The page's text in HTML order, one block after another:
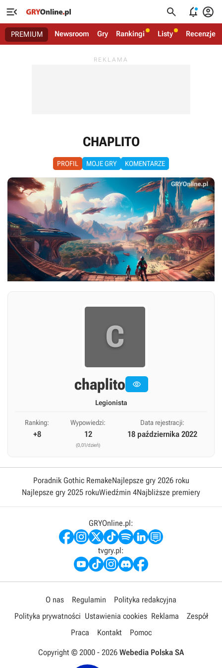
   
PREMIUM Newsroom Gry Rankingi Listy Recenzje
CHAPLITO
PROFIL MOJE GRY KOMENTARZE
C
chaplito 
Legionista
Ranking:
+8
Wypowiedzi:
12
(0,01/dzień)
Data rejestracji:
18 października 2022
Poradnik Gothic RemakeNajlepsze gry 2026 roku
Najlepsze gry 2025 rokuWiedźmin 4Najbliższe premiery
GRYOnline.pl:
tvgry.pl:
O nas Regulamin
Polityka redakcyjna
Polityka prywatności Ustawienia cookies Reklama
Zespół
Praca
Kontakt Pomoc
Copyright © 2000 - 2026 Webedia Polska SA